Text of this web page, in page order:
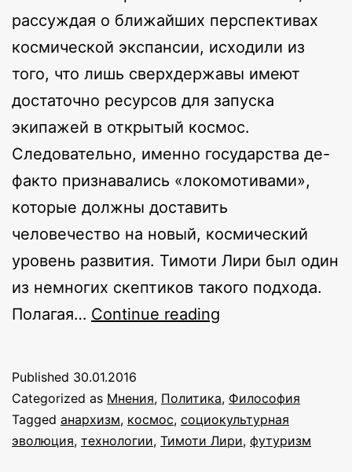
рассуждая о ближайших перспективах
космической экспансии, исходили из
того, что лишь сверхдержавы имеют
достаточно ресурсов для запуска
экипажей в открытый космос.
Следовательно, именно государства де-
факто признавались «локомотивами»,
которые должны доставить
человечество на новый, космический
уровень развития. Тимоти Лири был один
из немногих скептиков такого подхода.
Полагая… Continue reading
Тимоти
Лири
Published 30.01.2016
Categorized as Мнения, Политика, Философия
Tagged анархизм, космос, социокультурная
эволюция, технологии, Тимоти Лири, футуризм